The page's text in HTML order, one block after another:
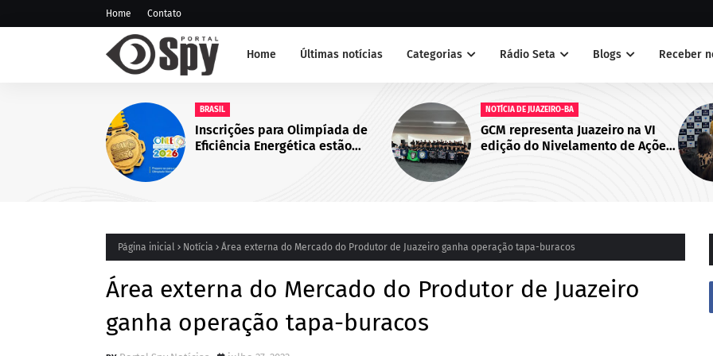
Home Contato
Home Últimas notícias Categorias Rádio Seta Blogs Receber
NOTÍCIA DE JUAZEIRO-BA
GCM representa Juazeiro na VI
edição do Nivelamento de Ações
NOTÍCIAS
Juazeiro sedia primeiro encontro
do Cegras e fortalece integração
Página inicial Notícia Área externa do Mercado do Produtor de Juazeiro ganha operação tapa-buracos
Área externa do Mercado do Produtor de Juazeiro
ganha operação tapa-buracos